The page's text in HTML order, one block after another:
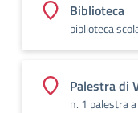
Biblioteca
biblioteca
Palestra di
n. 1 palestra